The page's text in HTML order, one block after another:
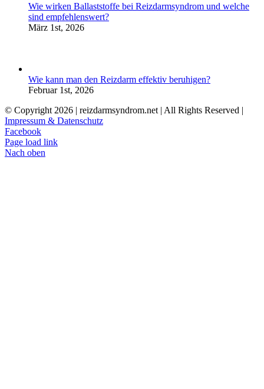
Wie wirken Ballaststoffe bei Reizdarmsyndrom und welche
sind empfehlenswert?
März 1st, 2026
Wie kann man den Reizdarm effektiv beruhigen?
Februar 1st, 2026
© Copyright 2026 | reizdarmsyndrom.net | All Rights Reserved |
Impressum & Datenschutz
Facebook
Page load link
Nach oben